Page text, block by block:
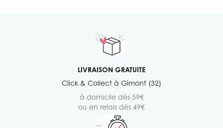
LIVRAISON GRATUITE
Click & Collect à Gimont (32)
à domicile dès 59€
ou en relais dès 49€